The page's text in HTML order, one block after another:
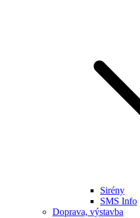
Sirény
SMS Info
Doprava, výstavba